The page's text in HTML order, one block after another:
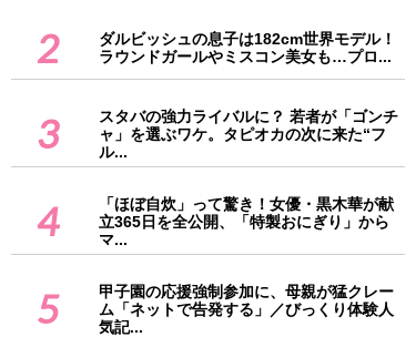
2
ダルビッシュの息子は182cm世界モデル！
ラウンドガールやミスコン美女も…プロ...
3
スタバの強力ライバルに？ 若者が「ゴンチ
ャ」を選ぶワケ。タピオカの次に来た“フ
ル...
4
「ほぼ自炊」って驚き！女優・黒木華が献
立365日を全公開、「特製おにぎり」から
マ...
5
甲子園の応援強制参加に、母親が猛クレー
ム「ネットで告発する」／びっくり体験人
気記...